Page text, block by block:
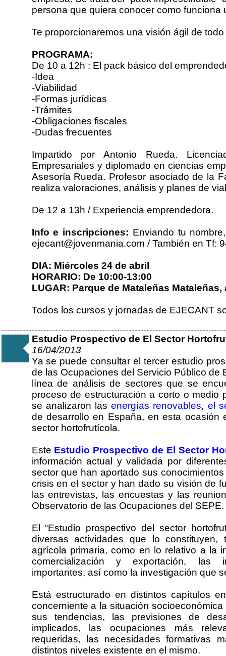
persona que quiera conocer como funciona
Te proporcionaremos una visión ágil de
PROGRAMA:
De 10 a 12h : El pack básico del
-Idea
-Viabilidad
-Formas jurídicas
-Trámites
-Obligaciones fiscales
-Dudas frecuentes
Impartido por Antonio Rueda.
Empresariales y diplomado en ciencias
Asesoría Rueda. Profesor asociado de la
realiza valoraciones, análisis y planes de
De 12 a 13h / Experiencia emprendedora.
Info e inscripciones: Enviando tu
ejecant@jovenmania.com / También en Tf:
DIA: Miércoles 24 de abril
HORARIO: De 10:00-13:00
LUGAR: Parque de Mataleñas
Todos los cursos y jornadas de EJECANT
Estudio Prospectivo de El Sector
16/04/2013
Ya se puede consultar el tercer estudio
de las Ocupaciones del Servicio Público de
línea de análisis de sectores que se
proceso de estructuración a corto o medio
se analizaron lasenergías renovables, el
de desarrollo en España, en esta ocasión
sector hortofrutícola.
Este Estudio Prospectivo de El Sector
información actual y validada por
sector que han aportado sus
crisis en el sector y han dado su visión de
las entrevistas, las encuestas y las
Observatorio de las Ocupaciones del SEPE.
El “Estudio prospectivo del sector
diversas actividades que lo
agrícola primaria, como en lo relativo a la
comercialización y exportación, las
importantes, así como la investigación que
Está estructurado en distintos capítulos
concerniente a la situación
sus tendencias, las previsiones de
implicados, las ocupaciones más
requeridas, las necesidades formativas
distintos niveles existente en el mismo.